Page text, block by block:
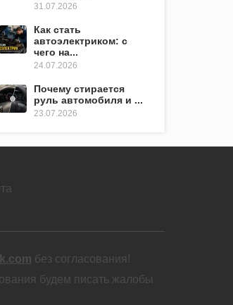
31.07.2026
Как стать
автоэлектриком: с
чего на...
24.07.2026
Почему стирается
руль автомобиля и ...
23.07.2026
без согласования!
будем писать жалобы